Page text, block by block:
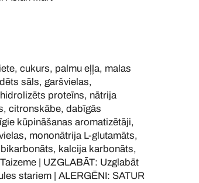
cukurs, palmu eļļa, malas
sāls, garšvielas,
proteīns, nātrija
citronskābe, dabīgās
kūpināšanas aromatizētāji,
mononātrija L-glutamāts,
kalcija karbonāts,
| UZGLABĀT: Uzglabāt
stariem | ALERGĒNI: SATUR